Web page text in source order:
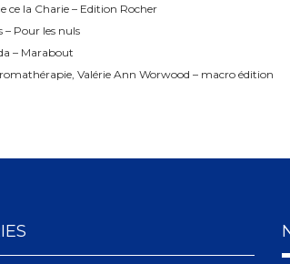
ce la Charie – Edition Rocher
– Pour les nuls
– Marabout
Valérie Ann Worwood – macro édition